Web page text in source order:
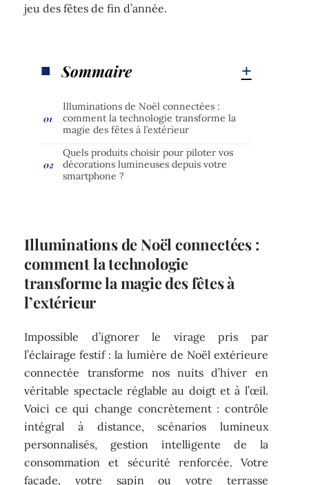
jeu des fêtes de fin d’année.
Sommaire
Illuminations de Noël connectées :
comment la technologie transforme la
magie des fêtes à l’extérieur
Quels produits choisir pour piloter vos
décorations lumineuses depuis votre
smartphone ?
Illuminations de Noël connectées :
comment la technologie
transforme la magie des fêtes à
l’extérieur
Impossible d’ignorer le virage pris par
l’éclairage festif : la lumière de Noël extérieure
connectée transforme nos nuits d’hiver en
véritable spectacle réglable au doigt et à l’œil.
Voici ce qui change concrètement : contrôle
intégral à distance, scénarios lumineux
personnalisés, gestion intelligente de la
consommation et sécurité renforcée. Votre
façade, votre sapin ou votre terrasse